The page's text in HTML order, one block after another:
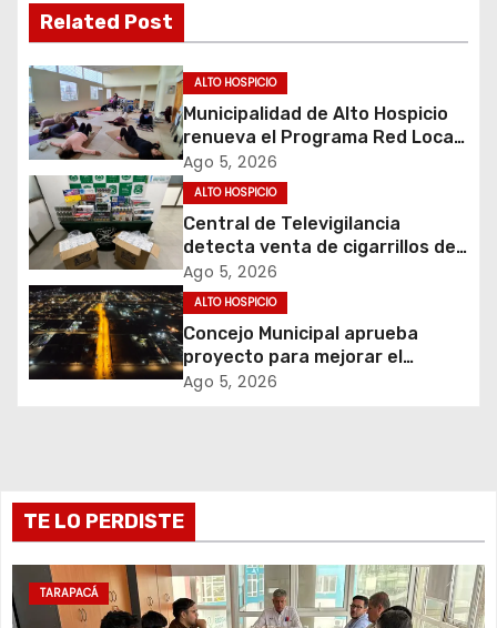
a
c
i
ó
n
d
e
e
a
d
Related Post
ALTO HOSPICIO
Municipalidad de Alto Hospicio
renueva el Programa Red Local
de Apoyos y Cuidados
Ago 5, 2026
ALTO HOSPICIO
Central de Televigilancia
detecta venta de cigarrillos de
contrabando y permite
incautación de más de 3 mil
cajetillas
Ago 5, 2026
ALTO HOSPICIO
Concejo Municipal aprueba
proyecto para mejorar el
alumbrado público del sector El
Ago 5, 2026
TE LO PERDISTE
TARAPACÁ